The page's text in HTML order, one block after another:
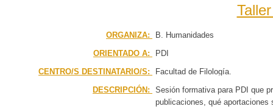
PÁGINA PRINCIPAL
BÚSQUEDA AVANZADA
CALENDARIO
ORGANIZA:
B. Humanidades
ORIENTADO A:
PDI
CENTRO/S DESTINATARIO/S:
Facultad de Filología
DESCRIPCIÓN:
Sesión formativa para PDI que
publicaciones, qué